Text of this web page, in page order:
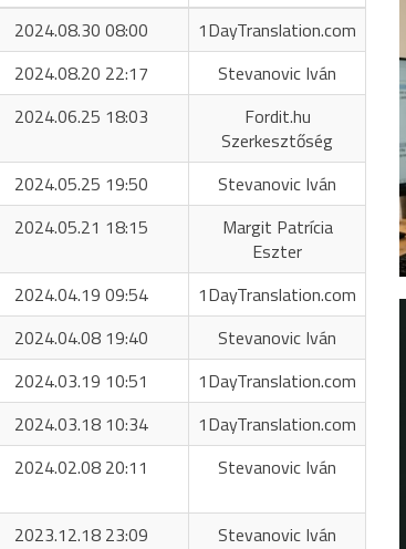
2024.08.30 08:00
1DayTranslation.com
2024.08.20 22:17
Stevanovic Iván
2024.06.25 18:03
Fordit.hu
Szerkesztőség
2024.05.25 19:50
Stevanovic Iván
2024.05.21 18:15
Margit Patrícia
Eszter
2024.04.19 09:54
1DayTranslation.com
2024.04.08 19:40
Stevanovic Iván
2024.03.19 10:51
1DayTranslation.com
2024.03.18 10:34
1DayTranslation.com
2024.02.08 20:11 Stevanovic Iván
2023.12.18 23:09 Stevanovic Iván